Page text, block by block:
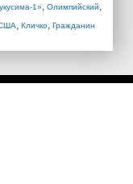
1», Олимпийский,
, Кличко, Гражданин